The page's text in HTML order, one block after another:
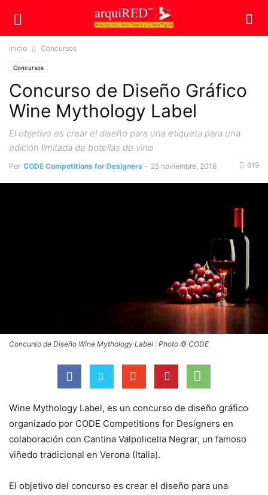
Inicio Concursos
Concursos
Concurso de Diseño Gráfico
Wine Mythology Label
El objetivo es crear el diseño para una etiqueta para una
edición limitada de botellas de vino
Por CODE Competitions for Designers - 25 noviembre, 2016 619
Concurso de Diseño Wine Mythology Label : Photo © CODE
Wine Mythology Label, es un concurso de diseño gráfico
organizado por CODE Competitions for Designers en
colaboración con Cantina Valpolicella Negrar, un famoso
viñedo tradicional en Verona (Italia).
El objetivo del concurso es crear el diseño para una